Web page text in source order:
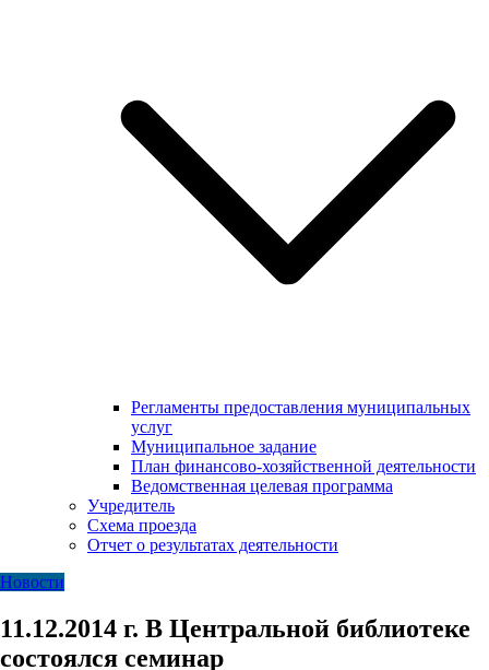
Регламенты предоставления муниципальных
услуг
Муниципальное задание
План финансово-хозяйственной деятельности
Ведомственная целевая программа
Учредитель
Схема проезда
Отчет о результатах деятельности
Новости
11.12.2014 г. В Центральной библиотеке
состоялся семинар